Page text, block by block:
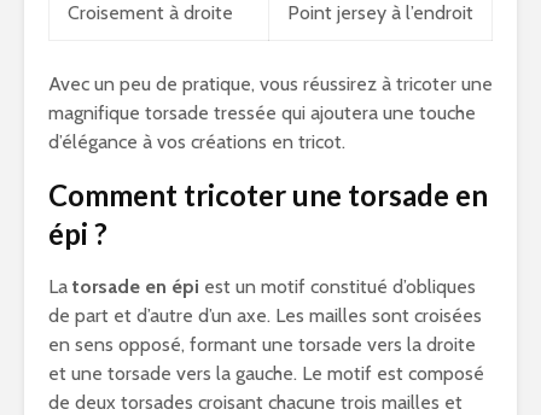
Croisement à droite Point jersey à l’endroit
Avec un peu de pratique, vous réussirez à tricoter une
magnifique torsade tressée qui ajoutera une touche
d’élégance à vos créations en tricot.
Comment tricoter une torsade en
épi ?
La torsade en épi est un motif constitué d’obliques
de part et d’autre d’un axe. Les mailles sont croisées
en sens opposé, formant une torsade vers la droite
et une torsade vers la gauche. Le motif est composé
de deux torsades croisant chacune trois mailles et